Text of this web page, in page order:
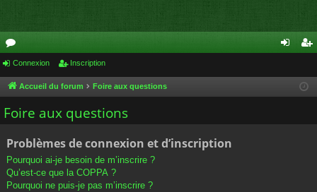
or
u
m
cri
Connexion Inscription
Accueil du forum Foire aux questions
Foire aux questions
Problèmes de connexion et d’inscription
Pourquoi ai-je besoin de m’inscrire ?
Qu’est-ce que la COPPA ?
Pourquoi ne puis-je pas m’inscrire ?